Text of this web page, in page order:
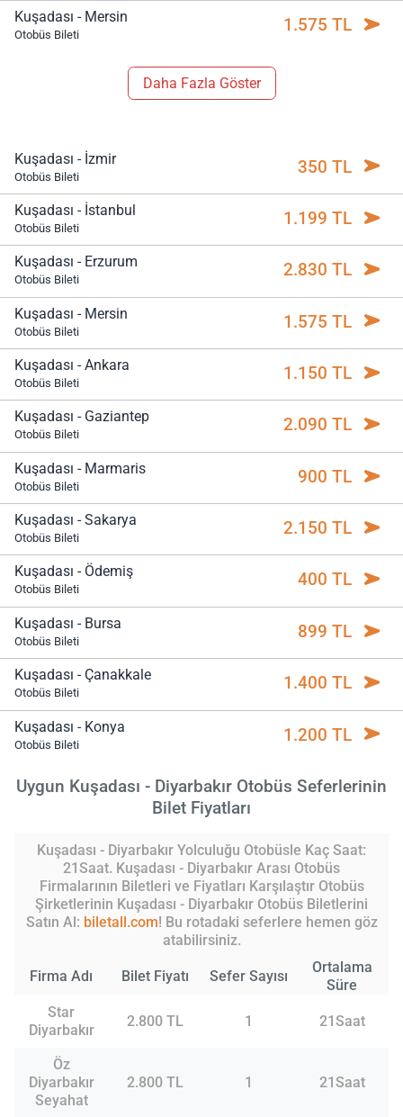
Kuşadası - Mersin
Otobüs Bileti 1.575 TL
Daha Fazla Göster
Kuşadası - İzmir
Otobüs Bileti 350 TL
Kuşadası - İstanbul
Otobüs Bileti 1.199 TL
Kuşadası - Erzurum
Otobüs Bileti 2.830 TL
Kuşadası - Mersin
Otobüs Bileti 1.575 TL
Kuşadası - Ankara
Otobüs Bileti 1.150 TL
Kuşadası - Gaziantep
Otobüs Bileti 2.090 TL
Kuşadası - Marmaris
Otobüs Bileti 900 TL
Kuşadası - Sakarya
Otobüs Bileti 2.150 TL
Kuşadası - Ödemiş
Otobüs Bileti 400 TL
Kuşadası - Bursa
Otobüs Bileti 899 TL
Kuşadası - Çanakkale
Otobüs Bileti 1.400 TL
Kuşadası - Konya
Otobüs Bileti 1.200 TL
Uygun Kuşadası - Diyarbakır Otobüs Seferlerinin
Bilet Fiyatları
Kuşadası - Diyarbakır Yolculuğu Otobüsle Kaç Saat:
21Saat. Kuşadası - Diyarbakır Arası Otobüs
Firmalarının Biletleri ve Fiyatları Karşılaştır Otobüs
Şirketlerinin Kuşadası - Diyarbakır Otobüs Biletlerini
Satın Al: biletall.com! Bu rotadaki seferlere hemen göz
atabilirsiniz.
Firma Adı Bilet Fiyatı Sefer Sayısı
Ortalama
Süre
Star
Diyarbakır
2.800 TL 1 21Saat
Öz
Diyarbakır
Seyahat
2.800 TL 1 21Saat